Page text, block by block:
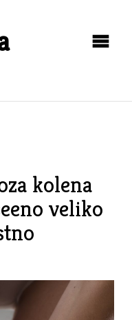
kolena
veliko